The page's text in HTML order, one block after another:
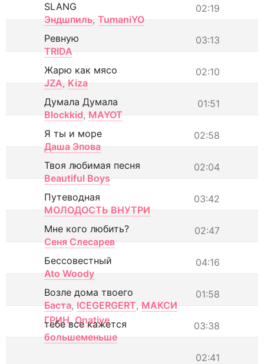
02:19
SLANG
Эндшпиль, TumaniYO
03:13
Ревную
TRIDA
02:10
Жарю как мясо
JZA, Kiza
01:51
Думала Думала
Blockkid, MAYOT
02:58
Я ты и море
Даша Эпова
02:04
Твоя любимая песня
Beautiful Boys
03:42
Путеводная
МОЛОДОСТЬ ВНУТРИ
02:47
Мне кого любить?
Сеня Слесарев
04:16
Бессовестный
Ato Woody
01:58
Возле дома твоего
Баста, ICEGERGERT, МАКСИ
ГРИН, Onative 03:38
тебе все кажется
большеменьше
02:41